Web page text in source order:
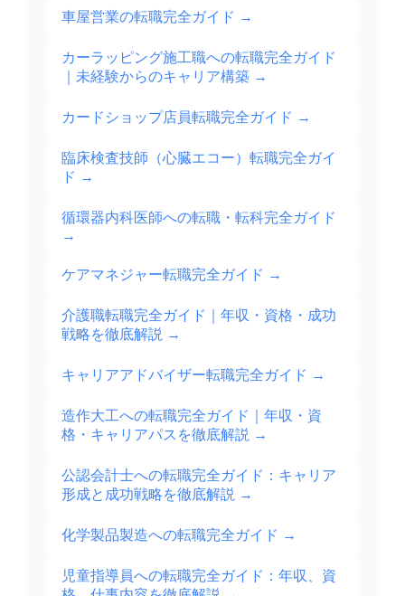
車屋営業の転職完全ガイド →
カーラッピング施工職への転職完全ガイド
｜未経験からのキャリア構築 →
カードショップ店員転職完全ガイド →
臨床検査技師（心臓エコー）転職完全ガイ
ド →
循環器内科医師への転職・転科完全ガイド
→
ケアマネジャー転職完全ガイド →
介護職転職完全ガイド｜年収・資格・成功
戦略を徹底解説 →
キャリアアドバイザー転職完全ガイド →
造作大工への転職完全ガイド｜年収・資
格・キャリアパスを徹底解説 →
公認会計士への転職完全ガイド：キャリア
形成と成功戦略を徹底解説 →
化学製品製造への転職完全ガイド →
児童指導員への転職完全ガイド：年収、資